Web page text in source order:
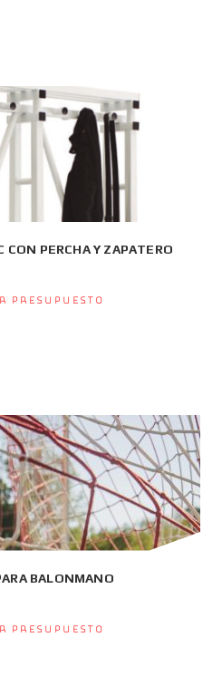
CON PERCHA Y ZAPATERO
presupuesto
BALONMANO
presupuesto